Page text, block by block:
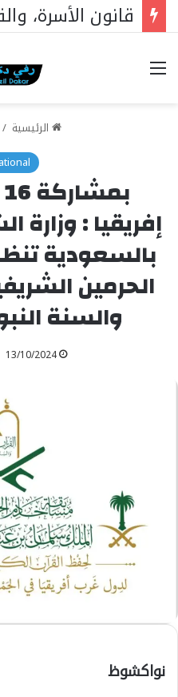
خيارات
الرئيسية /
إفريقيا : وزارة
بالسعودية
الحرمين
والسنة
13/10/2024
نواكشوظ